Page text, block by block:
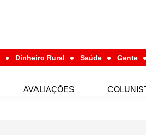
Dinheiro Rural Saúde Gente
AVALIAÇÕES